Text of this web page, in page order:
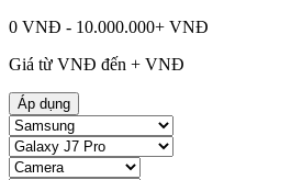
0 VNĐ - 10.000.000+ VNĐ
Giá từ VNĐ đến + VNĐ
Áp dụng